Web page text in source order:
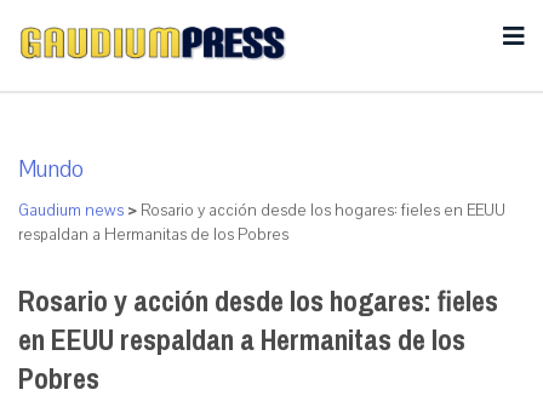
Mundo
Gaudium news > Rosario y acción desde los hogares: fieles en EEUU
respaldan a Hermanitas de los Pobres
Rosario y acción desde los hogares: fieles
en EEUU respaldan a Hermanitas de los
Pobres